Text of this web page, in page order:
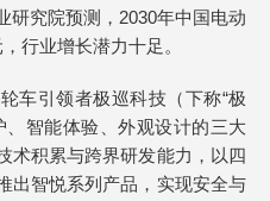
研究院预测，2030年中国电动
行业增长潜力十足。
车引领者极巡科技（下称“极
智能体验、外观设计的三大
术积累与跨界研发能力，以四
出智悦系列产品，实现安全与